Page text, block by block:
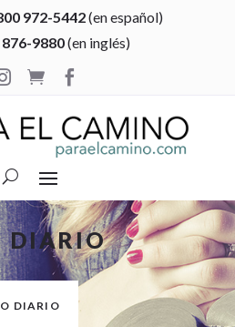
972-5442(en español)
876-9880(en inglés)
 
DIARIO
DIARIO